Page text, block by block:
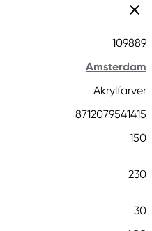
109889
Amsterdam
Akrylfarver
8712079541415
150
230
30